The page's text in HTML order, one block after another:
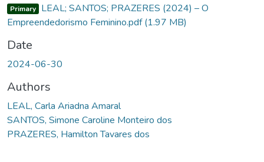
Primary LEAL; SANTOS; PRAZERES (2024) – O
Empreendedorismo Feminino.pdf(1.97 MB)
Date
2024-06-30
Authors
LEAL, Carla Ariadna Amaral
SANTOS, Simone Caroline Monteiro dos
PRAZERES, Hamilton Tavares dos